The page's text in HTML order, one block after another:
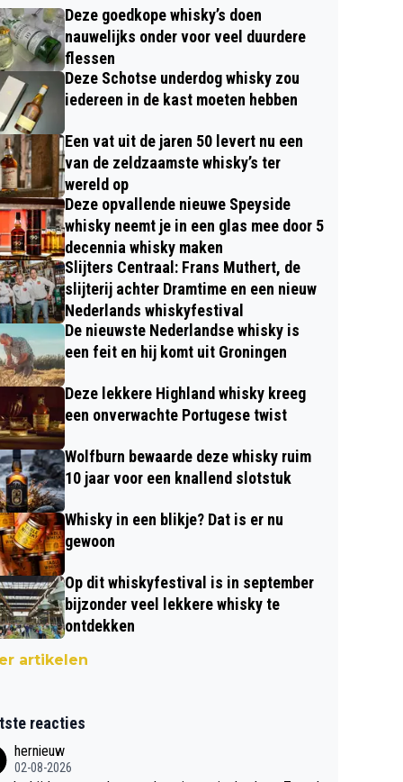
Deze goedkope whisky’s doen
nauwelijks onder voor veel duurdere
flessen
Deze Schotse underdog whisky zou
iedereen in de kast moeten hebben
Een vat uit de jaren 50 levert nu een
van de zeldzaamste whisky’s ter
wereld op
Deze opvallende nieuwe Speyside
whisky neemt je in een glas mee door 5
decennia whisky maken
Slijters Centraal: Frans Muthert, de
slijterij achter Dramtime en een nieuw
Nederlands whiskyfestival
De nieuwste Nederlandse whisky is
een feit en hij komt uit Groningen
Deze lekkere Highland whisky kreeg
een onverwachte Portugese twist
Wolfburn bewaarde deze whisky ruim
10 jaar voor een knallend slotstuk
Whisky in een blikje? Dat is er nu
gewoon
Op dit whiskyfestival is in september
bijzonder veel lekkere whisky te
ontdekken
artikelen
reacties
hernieuw
02-08-2026